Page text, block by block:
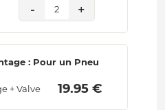
- 2 +
: Pour un Pneu
+ Valve 19.95 €